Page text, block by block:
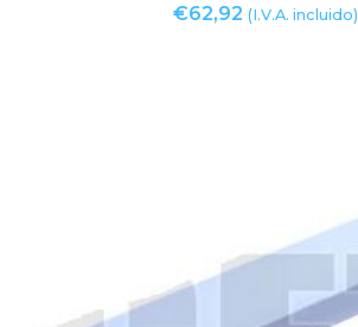
€62,92 (I.V.A. incluido)